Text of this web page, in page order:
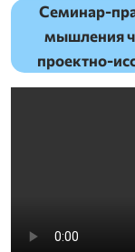
Семинар-
мышления
проектно-